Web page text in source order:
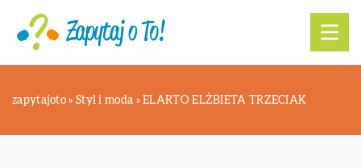
zapytajoto » Styl i moda »ELARTO ELŻBIETA TRZECIAK